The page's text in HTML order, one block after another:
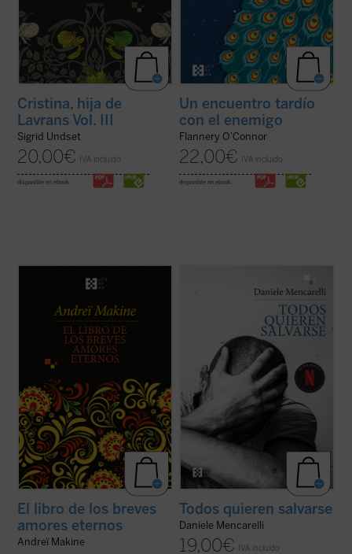
Cristina, hija de
Lavrans Vol. III
Sigrid Undset
20,00€ IVA incluido
disponible en ebook:
Un encuentro tardío
con el enemigo
Flannery O'Connor
22,00€ IVA incluido
disponible en ebook:
El destino de Dmitri Ress podría medirse en
largos años de lucha, sueños y sufrimiento.
mujer. Con un estilo sobrio y poderoso, este
libro transcribe la misteriosa sinfonía de
estos momentos de gracia. Los ...(ver
El libro de los breves
amores eternos
Andreï Makine
Daniele Mencarelli regresa con una intensa
historia de sufrimiento y esperanza: «Son
los cinco tontos con los que compartí la
habitación y esta semana de mi vida. Con
ellos no tuve oportunidad de ... (ver ficha)
Todos quieren salvarse
Daniele Mencarelli
19,00€ IVA incluido